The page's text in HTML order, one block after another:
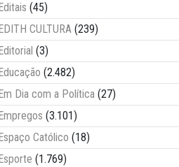
Editais (45)
EDITH CULTURA (239)
Editorial (3)
Educação (2.482)
Em Dia com a Política (27)
Empregos (3.101)
Espaço Católico (18)
Esporte (1.769)